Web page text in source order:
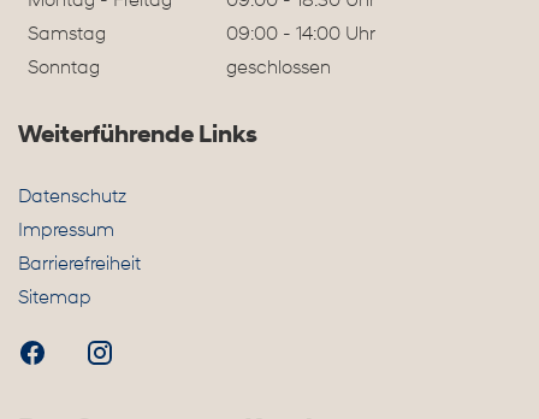
Samstag
09:00 - 14:00 Uhr
Sonntag
geschlossen
Weiterführende Links
Datenschutz
Impressum
Barrierefreiheit
Sitemap